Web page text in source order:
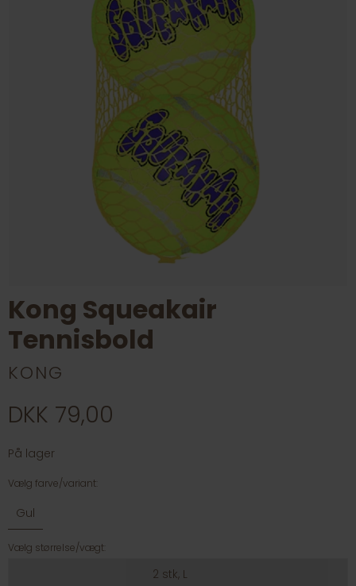
Kong Squeakair
Tennisbold
KONG
DKK 79,00
På lager
Vælg farve/variant:
Gul
Vælg størrelse/vægt:
2 stk, L